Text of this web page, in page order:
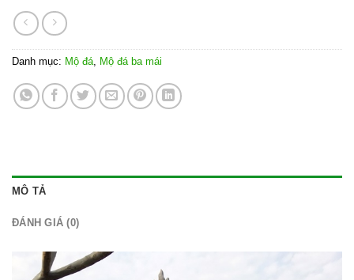
Danh mục: Mộ đá Mộ đá ba mái
MÔ TẢ
ĐÁNH GIÁ (0)